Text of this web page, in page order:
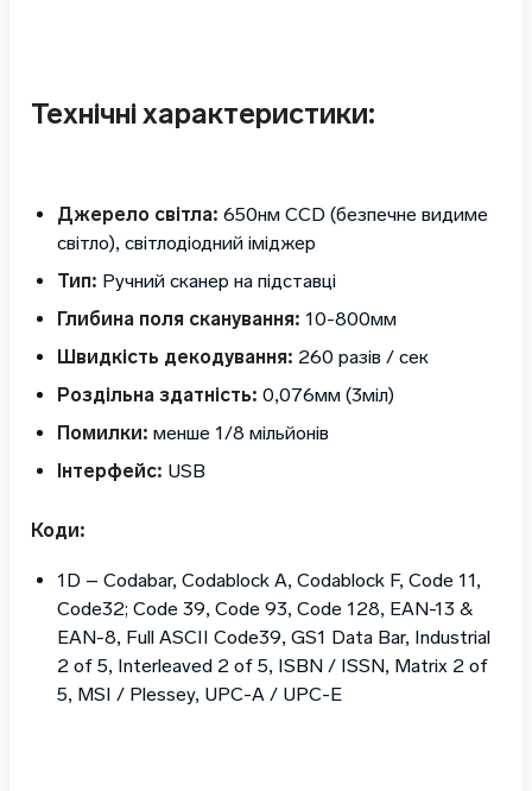
Технічні характеристики:
Джерело світла: 650нм CCD (безпечне видиме
світло), світлодіодний іміджер
Тип: Ручний сканер на підставці
Глибина поля сканування: 10-800мм
Швидкість декодування: 260 разів / сек
Роздільна здатність: 0,076мм (3міл)
Помилки: менше 1/8 мільйонів
Інтерфейс: USB
Коди:
1D – Codabar, Codablock A, Codablock F, Code 11,
Code32; Code 39, Code 93, Code 128, EAN-13 &
EAN-8, Full ASCII Code39, GS1 Data Bar, Industrial
2 of 5, Interleaved 2 of 5, ISBN / ISSN, Matrix 2 of
5, MSI / Plessey, UPC-A / UPC-E